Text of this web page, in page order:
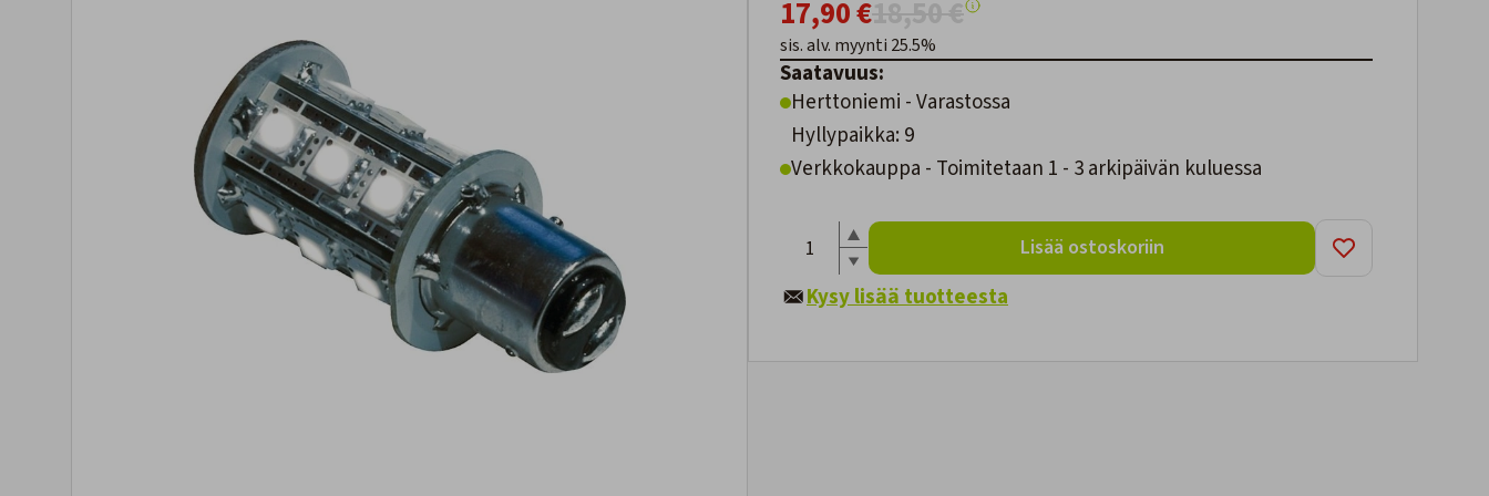
17,90 €
sis. alv. myynti 25.5%
Saatavuus:
Herttoniemi - Varastossa
Hyllypaikka: 9
Verkkokauppa - Toimitetaan 1 - 3 arkipäivän kuluessa
Lisää ostoskoriin
Kysy lisää tuotteesta